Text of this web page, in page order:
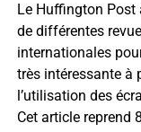
Le Huffington
de différentes
internationales
très intéressante à
l’utilisation des
Cet article reprend